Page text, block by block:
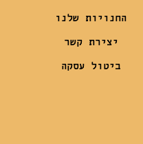
החנויות שלנו
יצירת קשר
ביטול עסקה